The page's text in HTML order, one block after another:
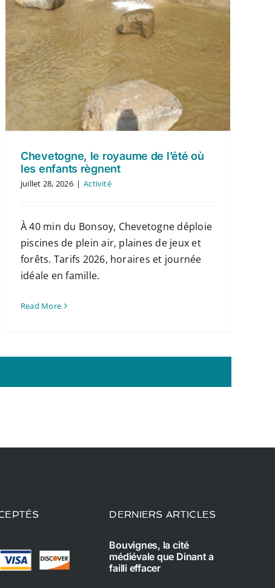
Chevetogne, le royaume de l’été où
les enfants règnent
juillet 28, 2026 | Activité
À 40 min du Bonsoy, Chevetogne déploie
piscines de plein air, plaines de jeux et
forêts. Tarifs 2026, horaires et journée
idéale en famille.
Read More
DERNIERS ARTICLES
Bouvignes, la cité
médiévale que Dinant a
failli effacer